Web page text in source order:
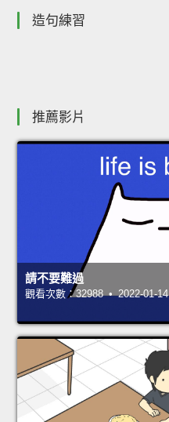
造句練習
推薦影片
請不要難過
觀看次數：32988 • 2022-01-14